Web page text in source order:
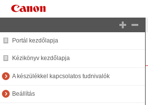
Portál kezdőlapja
Kézikönyv kezdőlapja
A készülékkel kapcsolatos tudnivalók
Beállítás